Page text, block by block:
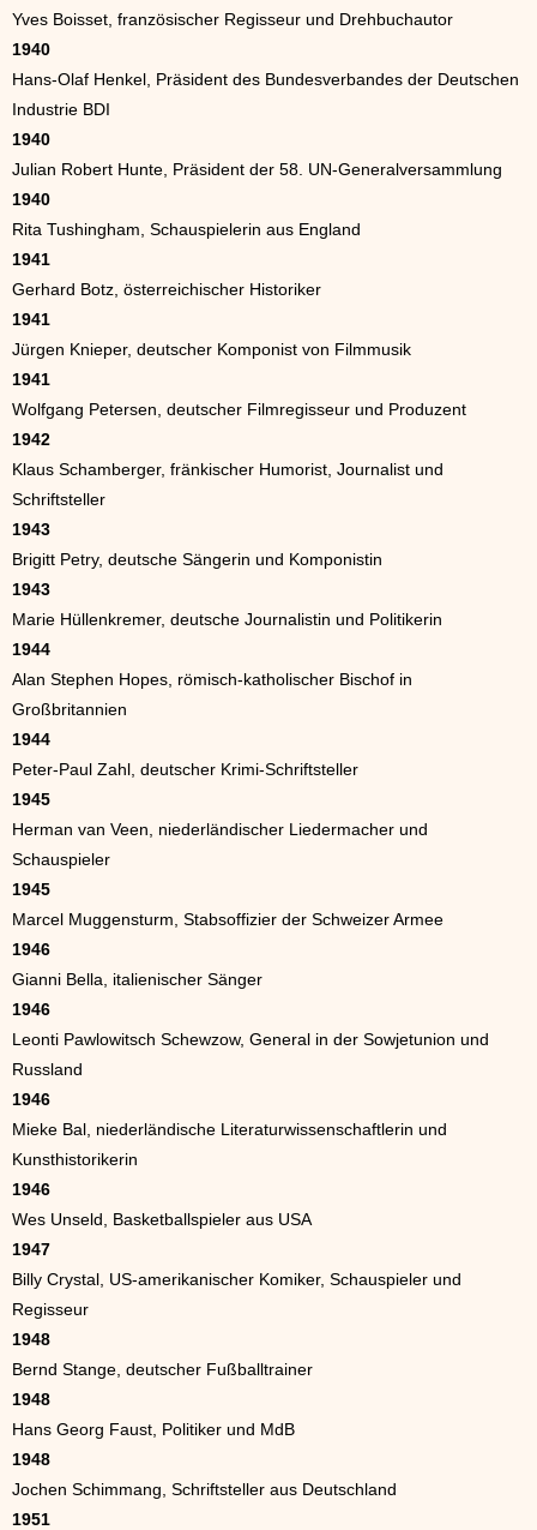
Yves Boisset, französischer Regisseur und Drehbuchautor
1940
Hans-Olaf Henkel, Präsident des Bundesverbandes der Deutschen
Industrie BDI
1940
Julian Robert Hunte, Präsident der 58. UN-Generalversammlung
1940
Rita Tushingham, Schauspielerin aus England
1941
Gerhard Botz, österreichischer Historiker
1941
Jürgen Knieper, deutscher Komponist von Filmmusik
1941
Wolfgang Petersen, deutscher Filmregisseur und Produzent
1942
Klaus Schamberger, fränkischer Humorist, Journalist und
Schriftsteller
1943
Brigitt Petry, deutsche Sängerin und Komponistin
1943
Marie Hüllenkremer, deutsche Journalistin und Politikerin
1944
Alan Stephen Hopes, römisch-katholischer Bischof in
Großbritannien
1944
Peter-Paul Zahl, deutscher Krimi-Schriftsteller
1945
Herman van Veen, niederländischer Liedermacher und
Schauspieler
1945
Marcel Muggensturm, Stabsoffizier der Schweizer Armee
1946
Gianni Bella, italienischer Sänger
1946
Leonti Pawlowitsch Schewzow, General in der Sowjetunion und
Russland
1946
Mieke Bal, niederländische Literaturwissenschaftlerin und
Kunsthistorikerin
1946
Wes Unseld, Basketballspieler aus USA
1947
Billy Crystal, US-amerikanischer Komiker, Schauspieler und
Regisseur
1948
Bernd Stange, deutscher Fußballtrainer
1948
Hans Georg Faust, Politiker und MdB
1948
Jochen Schimmang, Schriftsteller aus Deutschland
1951